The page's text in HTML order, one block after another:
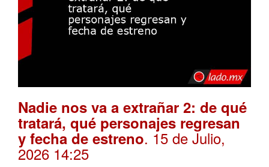
Nadie nos va a extrañar 2: de qué
tratará, qué personajes regresan
y fecha de estreno. 15 de Julio,
2026 14:25